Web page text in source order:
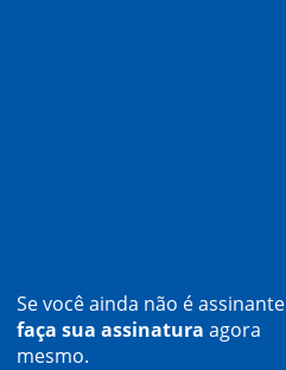
Se você ainda não é assinante
faça sua assinatura agora
mesmo.